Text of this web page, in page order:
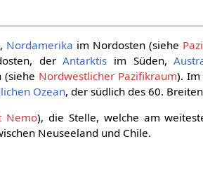
Nordamerika im Nordosten (siehe
derAntarktis im Süden,
(siehe Nordwestlicher Pazifikraum).
Ozean, der südlich des 60.
Nemo), die Stelle, welche am
Neuseeland und Chile.